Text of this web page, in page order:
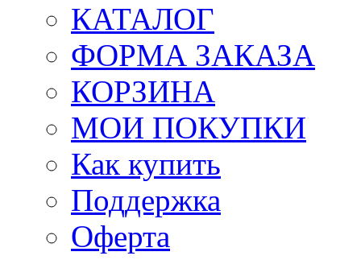
КАТАЛОГ
ФОРМА ЗАКАЗА
КОРЗИНА
МОИ ПОКУПКИ
Как купить
Поддержка
Оферта